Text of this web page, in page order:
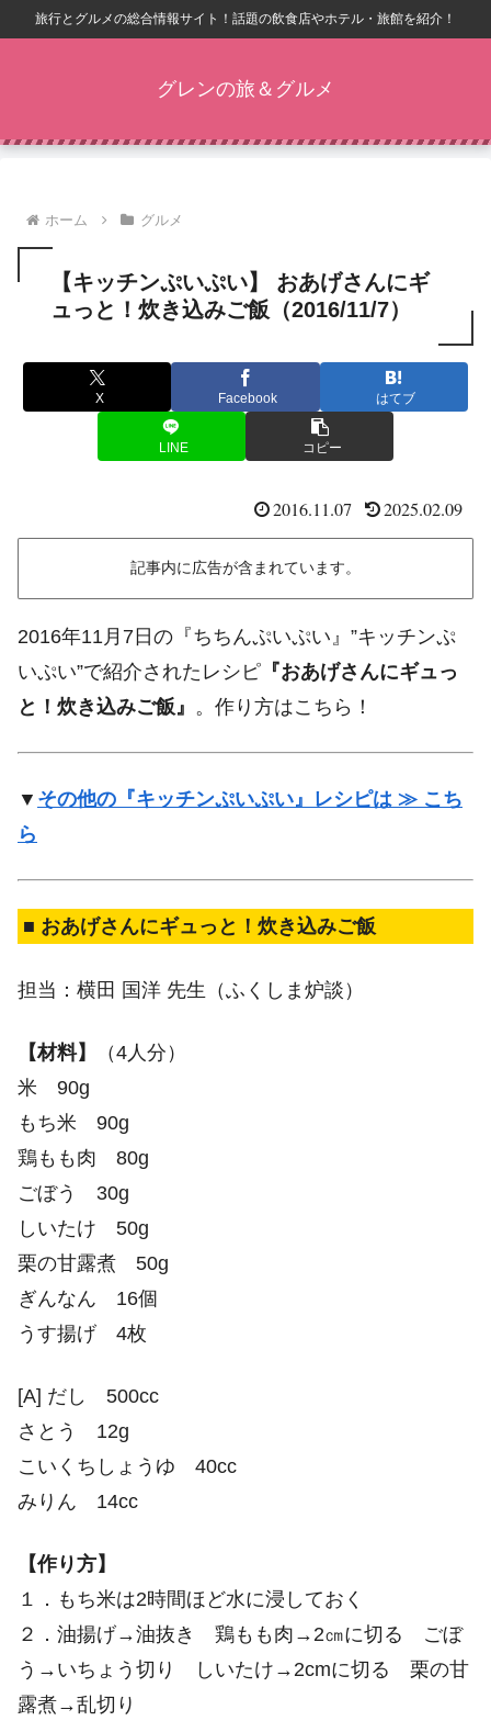
旅行とグルメの総合情報サイト！話題の飲食店やホテル・旅館を紹介！
グレンの旅＆グルメ
ホーム グルメ
【キッチンぷいぷい】 おあげさんにギ
ュっと！炊き込みご飯（2016/11/7）
X Facebook はてブ
LINE コピー
2016.11.07 2025.02.09
記事内に広告が含まれています。
2016年11月7日の『ちちんぷいぷい』”キッチンぷ
いぷい”で紹介されたレシピ 『おあげさんにギュっ
と！炊き込みご飯』 。作り方はこちら！
▼ その他の『キッチンぷいぷい』レシピは ≫ こち
ら
■ おあげさんにギュっと！炊き込みご飯
担当：横田 国洋 先生（ふくしま炉談）
【材料】
（4人分）
米 90g
もち米 90g
鶏もも肉 80g
ごぼう 30g
しいたけ 50g
栗の甘露煮 50g
ぎんなん 16個
うす揚げ 4枚
[A] だし 500cc
さとう 12g
こいくちしょうゆ 40cc
みりん 14cc
【作り方】
１．もち米は2時間ほど水に浸しておく
２．油揚げ→油抜き 鶏もも肉→2㎝に切る ごぼ
う→いちょう切り しいたけ→2cmに切る 栗の甘
露煮→乱切り